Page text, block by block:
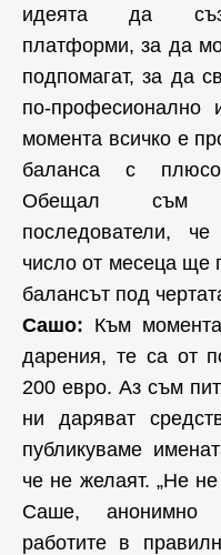
идеята да
платформи, за да
подпомагат, за да
по-професионално
момента всичко е
баланса с
Обещал съм
последователи,
число от месеца ще
балансът под
Сашо: Към
дарения, те са от
200 евро. Аз съм
ни даряват
публикуваме
че не желаят. „Не
Саше, анонимно
работите в